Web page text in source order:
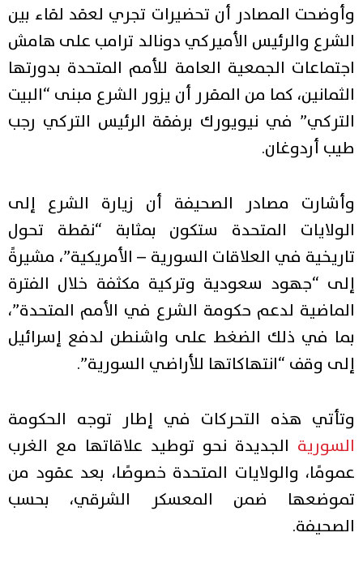
وأوضحت المصادر أن تحضيرات تجري لعقد لقاء بين
الشرع والرئيس الأميركي دونالد ترامب على هامش
اجتماعات الجمعية العامة للأمم المتحدة بدورتها
الثمانين، كما من المقرر أن يزور الشرع مبنى “البيت
التركي” في نيويورك برفقة الرئيس التركي رجب
طيب أردوغان.
وأشارت مصادر الصحيفة أن زيارة الشرع إلى
الولايات المتحدة ستكون بمثابة “نقطة تحول
تاريخية في العلاقات السورية – الأمريكية”، مشيرةً
إلى “جهود سعودية وتركية مكثفة خلال الفترة
الماضية لدعم حكومة الشرع في الأمم المتحدة”،
بما في ذلك الضغط على واشنطن لدفع إسرائيل
إلى وقف “انتهاكاتها للأراضي السورية”.
وتأتي هذه التحركات في إطار توجه الحكومة
السورية الجديدة نحو توطيد علاقاتها مع الغرب
عمومًا، والولايات المتحدة خصوصًا، بعد عقود من
تموضعها ضمن المعسكر الشرقي، بحسب
الصحيفة.